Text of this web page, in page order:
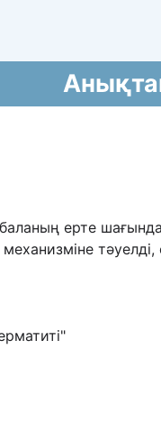
ерте
механизміне